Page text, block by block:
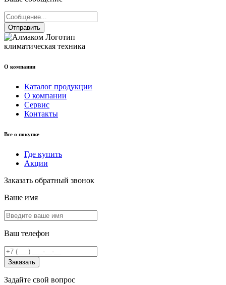
Отправить
климатическая техника
О компании
Каталог продукции
О компании
Сервис
Контакты
Все о покупке
Где купить
Акции
Заказать обратный звонок
Ваше имя
Ваш телефон
Заказать
Задайте свой вопрос